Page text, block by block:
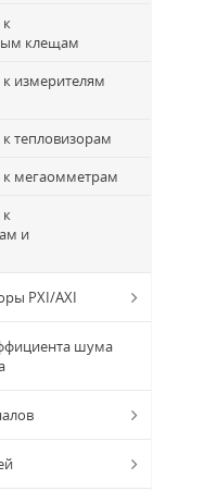
клещам
измерителям
тепловизорам
мегаомметрам
и
PXI/AXI
шума